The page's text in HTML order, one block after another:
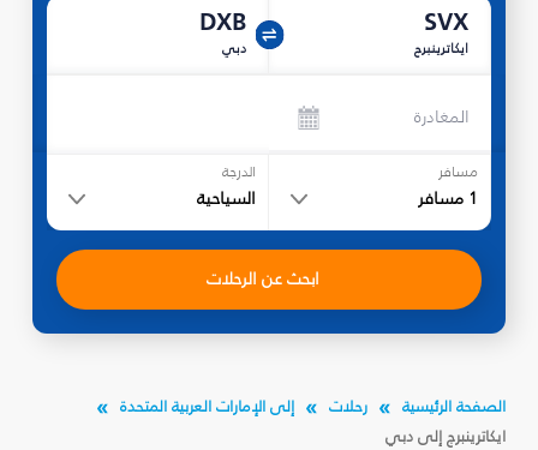
SVX
ايكاترينبرج
DXB
دبي
المغادرة
مسافر
1 مسافر
الدرجة
السياحية
ابحث عن الرحلات
الصفحة الرئيسية رحلات
إلى الإمارات العربية المتحدة
ايكاترينبرج إلى دبي